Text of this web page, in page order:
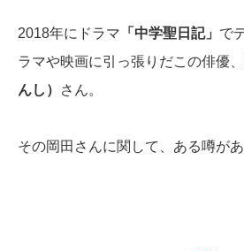
2018年にドラマ 「中学聖日記」 で
ラマや映画に引っ張りだこの俳優、
んし）
さん。
その岡田さんに関して、ある噂があ